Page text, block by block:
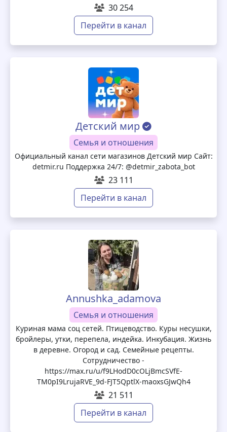
30 254
Перейти в канал
Детский мир
Семья и отношения
Официальный канал сети магазинов Детский мир Сайт:
detmir.ru Поддержка 24/7: @detmir_zabota_bot
23 111
Перейти в канал
Annushka_adamova
Семья и отношения
Куриная мама соц сетей. Птицеводство. Куры несушки,
бройлеры, утки, перепела, индейка. Инкубация. Жизнь
в деревне. Огород и сад. Семейные рецепты.
Сотрудничество -
https://max.ru/u/f9LHodD0cOLjBmcSVfE-
TM0pI9LrujaRVE_9d-FJT5QptlX-maoxsGJwQh4
21 511
Перейти в канал